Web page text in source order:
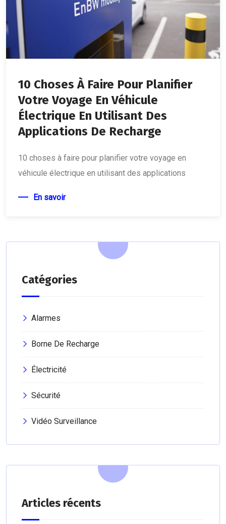
10 Choses À Faire Pour Planifier
Votre Voyage En Véhicule
Électrique En Utilisant Des
Applications De Recharge
10 choses à faire pour planifier votre voyage en
véhicule électrique en utilisant des applications
En savoir
Catégories
Alarmes
Borne De Recharge
Électricité
Sécurité
Vidéo Surveillance
Articles récents